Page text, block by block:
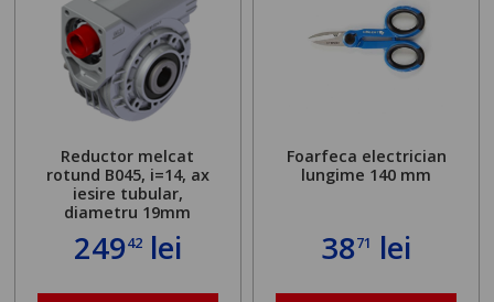
Reductor melcat
rotund B045, i=14, ax
iesire tubular,
diametru 19mm
24942lei
Foarfeca electrician
lungime 140 mm
3871 lei